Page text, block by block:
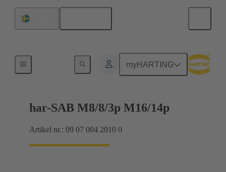
myHARTING
har-SAB M8/8/3p M16/14p
Artikel nr.: 09 07 004 2010 0